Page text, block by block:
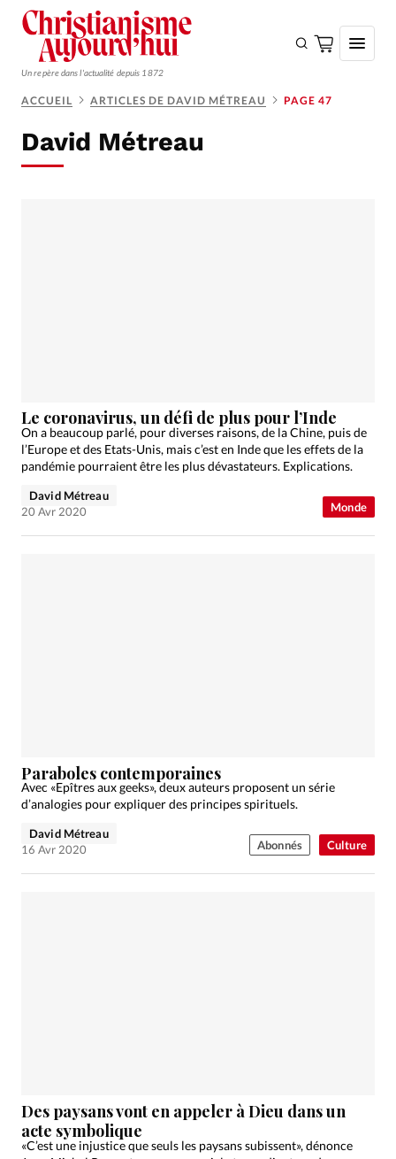
Un repère dans l'actualité depuis 1872
Monde
Devise:CHF
RUBRIQUES
Actualité internationale
Dossier
Eglises Foi Génération réveil
Monde
ACCUEIL ARTICLES DE DAVID MÉTREAU PAGE 47
David Métreau
Monde
Le coronavirus, un défi de plus pour l’Inde
On a beaucoup parlé, pour diverses raisons, de la Chine, puis de
l’Europe et des Etats-Unis, mais c’est en Inde que les effets de la
pandémie pourraient être les plus dévastateurs. Explications.
David Métreau
20 Avr 2020
Culture
Paraboles contemporaines
Avec «Epîtres aux geeks», deux auteurs proposent un série
d’analogies pour expliquer des principes spirituels.
David Métreau
16 Avr 2020
Abonnés
Des paysans vont en appeler à Dieu dans un
acte symbolique
«C’est une injustice que seuls les paysans subissent», dénonce